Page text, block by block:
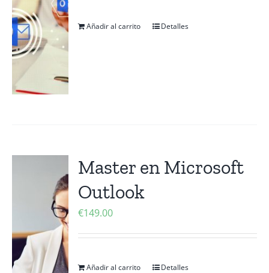
Añadir al carrito Detalles
Master en Microsoft
Outlook
€149.00
Añadir al carrito Detalles